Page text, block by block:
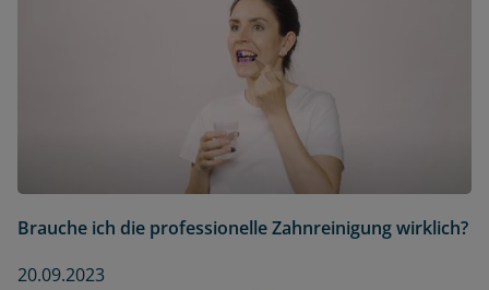
Brauche ich die professionelle Zahnreinigung wirklich?
20.09.2023